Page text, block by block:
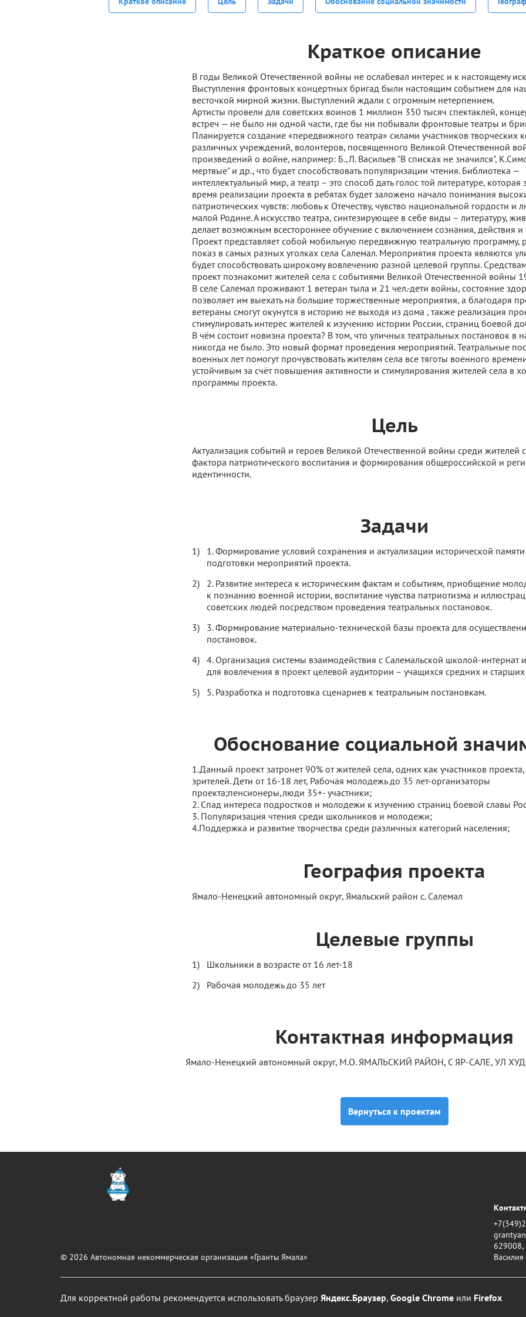
Краткое описание
В годы Великой Отечественной войны не ослабевал интерес и к настоящему
Выступления фронтовых концертных бригад были настоящим событием для
весточкой мирной жизни. Выступлений ждали с огромным нетерпением.
Артисты провели для советских воинов 1 миллион 350 тысяч спектаклей,
встреч — не было ни одной части, где бы ни побывали фронтовые театры и
Планируется создание «передвижного театра» силами участников творческих
различных учреждений, волонтеров, посвященного Великой Отечественной
произведений о войне, например: Б.,Л. Васильев "В списках не значился",
мертвые" и др., что будет способствовать популяризации чтения. Библиотека —
интеллектуальный мир, а театр – это способ дать голос той литературе, которая
время реализации проекта в ребятах будет заложено начало понимания
патриотических чувств: любовь к Отечеству, чувство национальной гордости и
малой Родине. А искусство театра, синтезирующее в себе виды – литературу,
делает возможным всестороннее обучение с включением сознания, действия и
Проект представляет собой мобильную передвижную театральную программу,
показ в самых разных уголках села Салемал. Мероприятия проекта являются
будет способствовать широкому вовлечению разной целевой группы.
проект познакомит жителей села с событиями Великой Отечественной войны
В селе Салемал проживают 1 ветеран тыла и 21 чел.-дети войны, состояние
позволяет им выехать на большие торжественные мероприятия, а благодаря
ветераны смогут окунутся в историю не выходя из дома , также реализация
стимулировать интерес жителей к изучению истории России, страниц боевой
В чём состоит новизна проекта? В том, что уличных театральных постановок в
никогда не было. Это новый формат проведения мероприятий. Театральные
военных лет помогут прочувствовать жителям села все тяготы военного
устойчивым за счёт повышения активности и стимулирования жителей села в
программы проекта.
Цель
Актуализация событий и героев Великой Отечественной войны среди жителей
фактора патриотического воспитания и формирования общероссийской и
идентичности.
Задачи
1. Формирование условий сохранения и актуализации исторической
подготовки мероприятий проекта.
2. Развитие интереса к историческим фактам и событиям, приобщение
к познанию военной истории, воспитание чувства патриотизма и
советских людей посредством проведения театральных постановок.
3. Формирование материально-технической базы проекта для
постановок.
4. Организация системы взаимодействия с Салемальской школой-интернат
для вовлечения в проект целевой аудитории – учащихся средних и старших
5. Разработка и подготовка сценариев к театральным постановкам.
Обоснование социальной
1.Данный проект затронет 90% от жителей села, одних как участников
зрителей. Дети от 16-18 лет, Рабочая молодежь до 35 лет-организаторы
проекта;пенсионеры,люди 35+- участники;
2. Спад интереса подростков и молодежи к изучению страниц боевой славы
3. Популяризация чтения среди школьников и молодежи;
4.Поддержка и развитие творчества среди различных категорий населения;
География проекта
Ямало-Ненецкий автономный округ, Ямальский район с. Салемал
Целевые группы
Школьники в возрасте от 16 лет-18
Рабочая молодежь до 35 лет
Контактная информация
Ямало-Ненецкий автономный округ, М.О. ЯМАЛЬСКИЙ РАЙОН, С ЯР-САЛЕ, УЛ
Вернуться к проектам
629008,
© 2026 Автономная некоммерческая организация «Гранты Ямала»
Для корректной работы рекомендуется использоватьбраузер Яндекс.Браузер, Google Chrome или Firefox